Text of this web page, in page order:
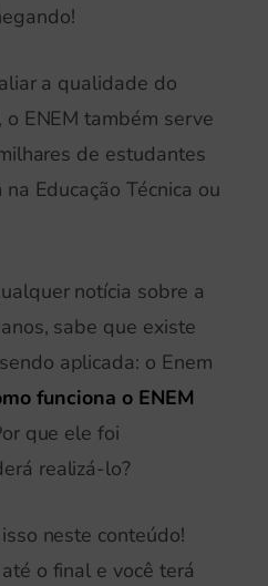
a qualidade do
ENEM também serve
de estudantes
Educação Técnica ou
notícia sobre a
sabe que existe
aplicada: o Enem
funciona o ENEM
que ele foi
realizá-lo?
neste conteúdo!
o final e você terá